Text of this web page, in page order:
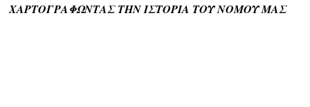
ΧΑΡΤΟΓΡΑΦΩΝΤΑΣ ΤΗΝ ΙΣΤΟΡΙΑ ΤΟΥ ΝΟΜΟΥ ΜΑΣ